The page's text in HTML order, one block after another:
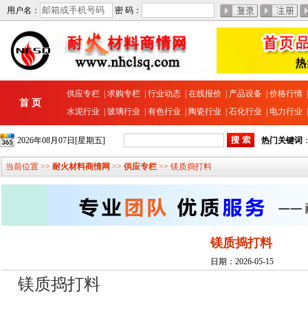
用户名： 密 码：
首 页
供应专栏 求购专栏 行业动态 在线报价 产品设备 价格行情
水泥行业
玻璃行业 有色行业 陶瓷行业 石化行业 电力行业
2026年08月07日[星期五] 热门关键词
当前位置 >> 耐火材料商情网 >> 供应专栏 >> 镁质捣打料
镁质捣打料
日期：2026-05-15
镁质捣打料